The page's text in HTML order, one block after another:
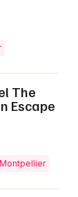
The
Escape